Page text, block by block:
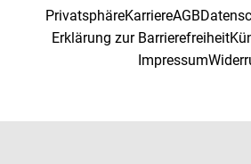
PrivatsphäreKarriereAGB
Erklärung zur Barrierefreiheit
Impressum